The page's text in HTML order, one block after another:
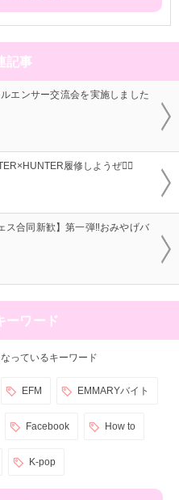
記事
ルエンサー交流会を実施しました
履修しようぜ❤️‍🔥
ス合同新歓】第一弾‼️おみやげバ
ーワード
っているキーワード
EFM EMMARYバイト
Facebook How to
K-pop